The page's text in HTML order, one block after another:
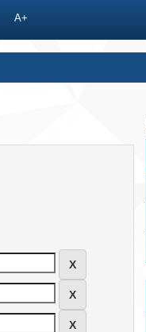
A+